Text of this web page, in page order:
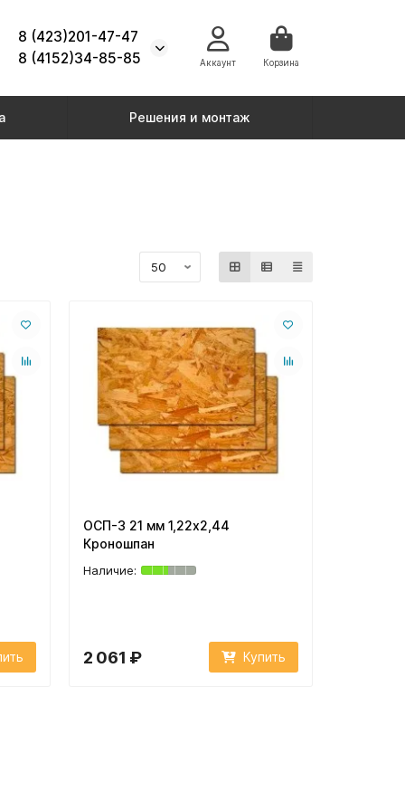
8 (423)201-47-47
8 (4152)34-85-85
Аккаунт Корзина
Решения и монтаж
ОСП-3 21 мм 1,22х2,44
Кроношпан
2 061 ₽ Купить